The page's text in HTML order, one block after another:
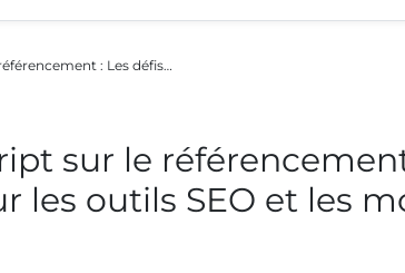
: Les défis…
sur le
les outils SEO et les